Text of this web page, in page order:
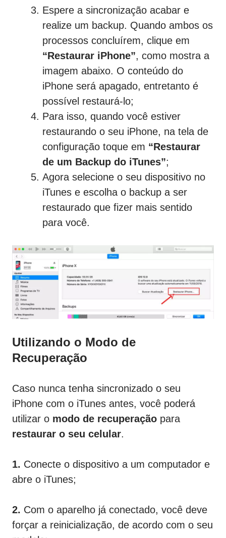
Espere a sincronização acabar e
realize um backup. Quando ambos os
processos concluírem, clique em
“Restaurar iPhone”, como mostra a
imagem abaixo. O conteúdo do
iPhone será apagado, entretanto é
possível restaurá-lo;
Para isso, quando você estiver
restaurando o seu iPhone, na tela de
configuração toque em “Restaurar
de um Backup do iTunes”;
Agora selecione o seu dispositivo no
iTunes e escolha o backup a ser
restaurado que fizer mais sentido
para você.
Utilizando o Modo de
Recuperação
Caso nunca tenha sincronizado o seu
iPhone com o iTunes antes, você poderá
utilizar o modo de recuperação para
restaurar o seu celular.
1. Conecte o dispositivo a um computador e
abre o iTunes;
2. Com o aparelho já conectado, você deve
forçar a reinicialização, de acordo com o seu